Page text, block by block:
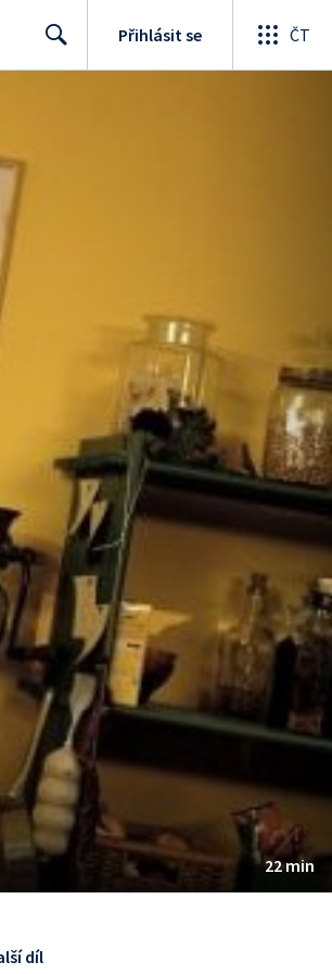
Přihlásit se ČT
22 min
díl